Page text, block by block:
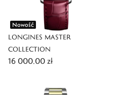
Nowość
LONGINES MASTER
COLLECTION
16 000,00 zł